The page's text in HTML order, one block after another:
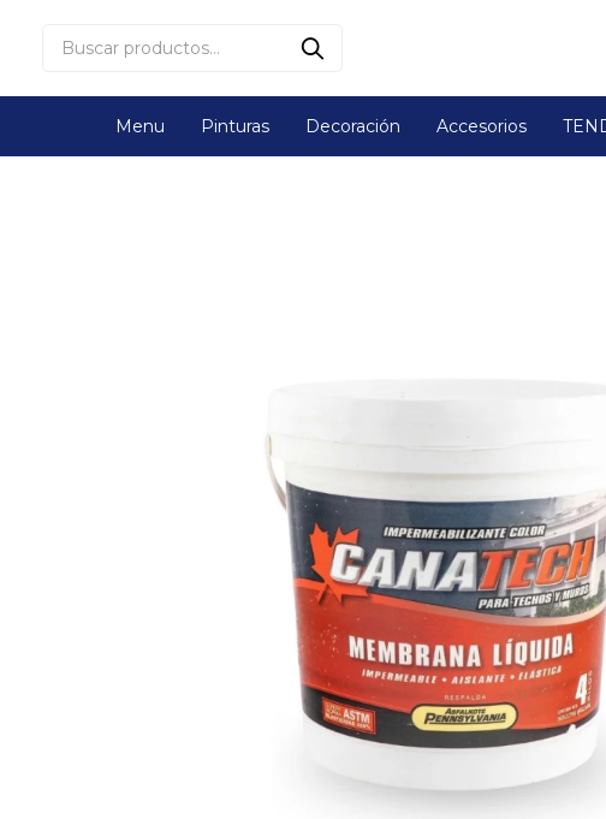
Menu Pinturas Decoración Accesorios